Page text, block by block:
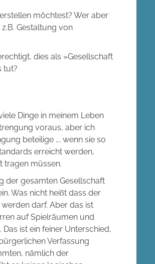
möchtest? Wer aber
Gestaltung von
dies als »Gesellschaft
tut?
Dinge in meinem Leben
voraus, aber ich
beteilige …. wenn sie so
erreicht werden,
tragen müssen.
der gesamten Gesellschaft
Was nicht heißt dass der
darf. Aber das ist
auf Spielräumen und
ist ein feiner Unterschied,
Verfassung
nämlich der